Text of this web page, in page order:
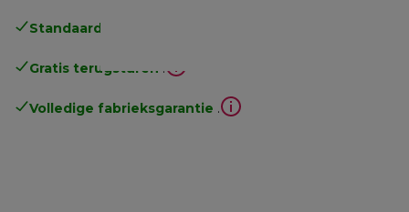
Standaard gratis verzending
Gratis terugsturen .
Volledige fabrieksgarantie .